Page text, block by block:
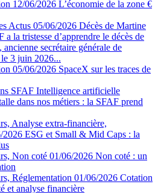
12/06/2026 L’économie de la zone €
Actus 05/06/2026 Décès de Martine
a la tristesse d’apprendre le décès de
secrétaire générale de
le 3 juin 2026...
05/06/2026 SpaceX sur les traces de
SFAF Intelligence artificielle
dans nos métiers : la SFAF prend
Analyse extra-financière,
2026 ESG et Small & Mid Caps : la
Non coté 01/06/2026 Non coté : un
Réglementation 01/06/2026 Cotation
et analyse financière